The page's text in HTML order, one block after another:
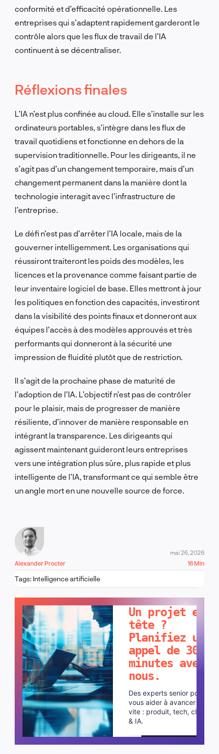
conformité et d’efficacité opérationnelle. Les
entreprises qui s’adaptent rapidement garderont le
contrôle alors que les flux de travail de l’IA
continuent à se décentraliser.
Réflexions finales
L’IA n’est plus confinée au cloud. Elle s’installe sur les
ordinateurs portables, s’intègre dans les flux de
travail quotidiens et fonctionne en dehors de la
supervision traditionnelle. Pour les dirigeants, il ne
s’agit pas d’un changement temporaire, mais d’un
changement permanent dans la manière dont la
technologie interagit avec l’infrastructure de
l’entreprise.
Le défi n’est pas d’arrêter l’IA locale, mais de la
gouverner intelligemment. Les organisations qui
réussiront traiteront les poids des modèles, les
licences et la provenance comme faisant partie de
leur inventaire logiciel de base. Elles mettront à jour
les politiques en fonction des capacités, investiront
dans la visibilité des points finaux et donneront aux
équipes l’accès à des modèles approuvés et très
performants qui donneront à la sécurité une
impression de fluidité plutôt que de restriction.
Il s’agit de la prochaine phase de maturité de
l’adoption de l’IA. L’objectif n’est pas de contrôler
pour le plaisir, mais de progresser de manière
résiliente, d’innover de manière responsable en
intégrant la transparence. Les dirigeants qui
agissent maintenant guideront leurs entreprises
vers une intégration plus sûre, plus rapide et plus
intelligente de l’IA, transformant ce qui semble être
un angle mort en une nouvelle source de force.
Alexander Procter
mai 26, 2026
16 Min
Tags: Intelligence artificielle
Un projet en
tête ?
Planifiez un
appel de 30
minutes avec
nous.
Des experts senior pour
vous aider à avancer plus
vite : produit, tech, cloud
& IA.
Planifier un appel